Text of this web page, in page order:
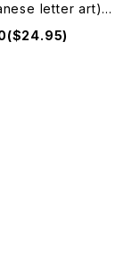
letter art)/
応